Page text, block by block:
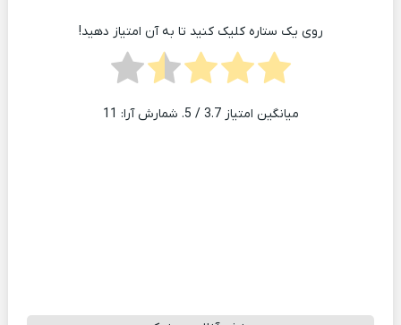
روی یک ستاره کلیک کنید تا به آن امتیاز دهید!
میانگین امتیاز3.7 / 5. شمارش آرا: 11